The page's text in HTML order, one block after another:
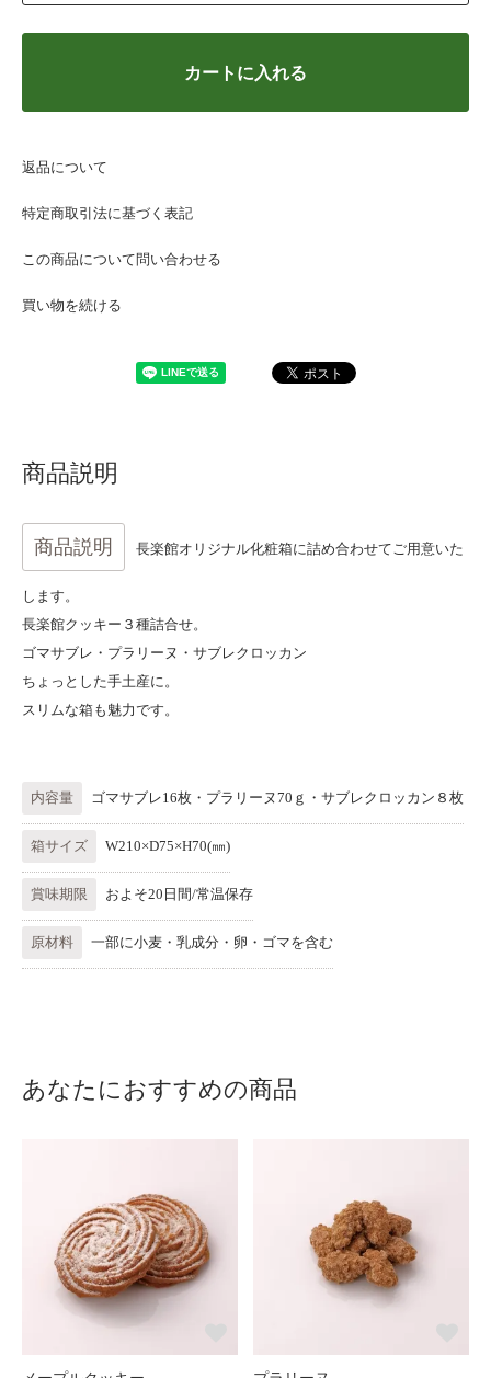
カートに入れる
返品について
特定商取引法に基づく表記
この商品について問い合わせる
買い物を続ける
商品説明
商品説明 長楽館オリジナル化粧箱に詰め合わせてご用意いた
します。
長楽館クッキー３種詰合せ。
ゴマサブレ・プラリーヌ・サブレクロッカン
ちょっとした手土産に。
スリムな箱も魅力です。
内容量 ゴマサブレ16枚・プラリーヌ70ｇ・サブレクロッカン８枚
箱サイズ W210×D75×H70(㎜)
賞味期限 およそ20日間/常温保存
原材料 一部に小麦・乳成分・卵・ゴマを含む
あなたにおすすめの商品